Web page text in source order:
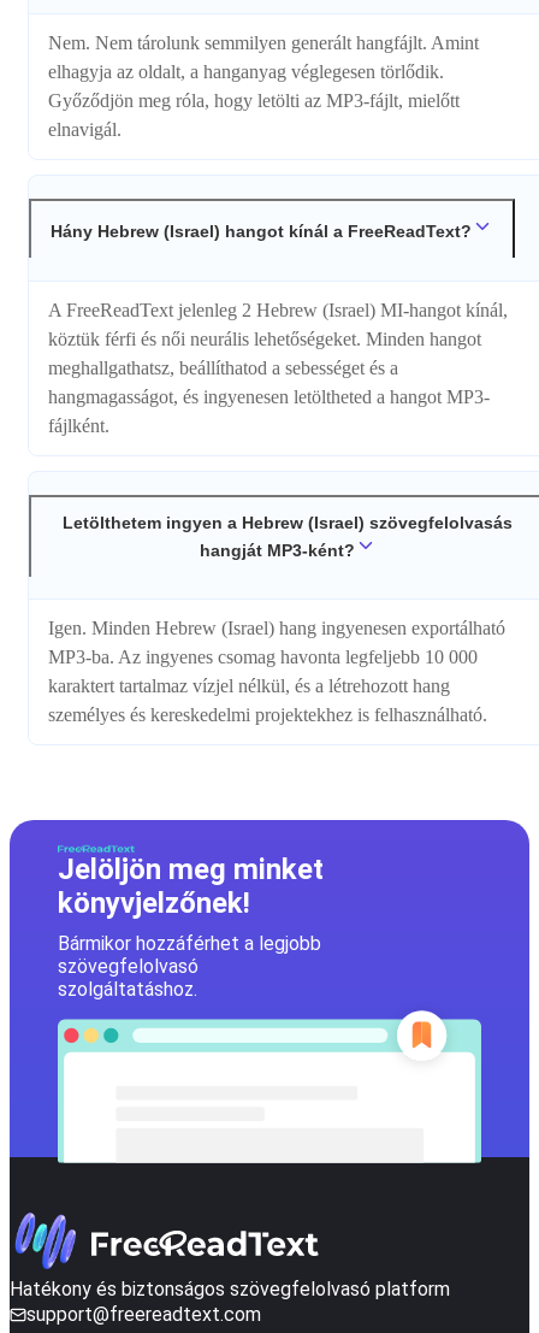
Nem. Nem tárolunk semmilyen generált hangfájlt. Amint
elhagyja az oldalt, a hanganyag véglegesen törlődik.
Győződjön meg róla, hogy letölti az MP3-fájlt, mielőtt
elnavigál.
Hány Hebrew (Israel) hangot kínál a FreeReadText?
A FreeReadText jelenleg 2 Hebrew (Israel) MI-hangot kínál,
köztük férfi és női neurális lehetőségeket. Minden hangot
meghallgathatsz, beállíthatod a sebességet és a
hangmagasságot, és ingyenesen letöltheted a hangot MP3-
fájlként.
Letölthetem ingyen a Hebrew (Israel) szövegfelolvasás
hangját MP3-ként?
Igen. Minden Hebrew (Israel) hang ingyenesen exportálható
MP3-ba. Az ingyenes csomag havonta legfeljebb 10 000
karaktert tartalmaz vízjel nélkül, és a létrehozott hang
személyes és kereskedelmi projektekhez is felhasználható.
Jelöljön meg minket
könyvjelzőnek!
Bármikor hozzáférhet a legjobb
szövegfelolvasó
szolgáltatáshoz.
Hatékony és biztonságos szövegfelolvasó platform
support@freereadtext.com